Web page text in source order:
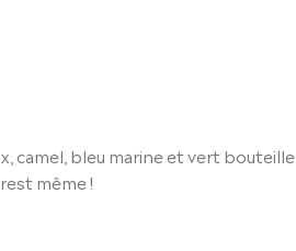
camel, bleu marine et vert bouteille
même !